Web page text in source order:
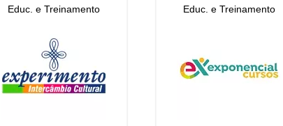
Educ. e Treinamento Educ. e Treinamento